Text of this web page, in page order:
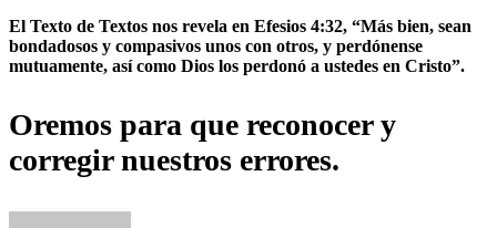
El Texto de Textos nos revela en Efesios 4:32, “Más bien, sean
bondadosos y compasivos unos con otros, y perdónense
mutuamente, así como Dios los perdonó a ustedes en Cristo”.
Oremos para que reconocer y
corregir nuestros errores.